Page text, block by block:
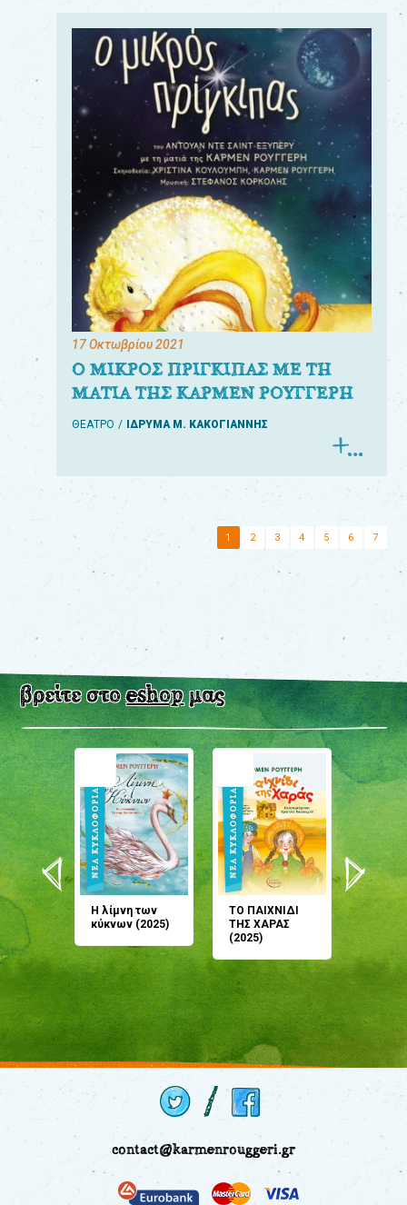
17 Οκτωβρίου 2021
Ο ΜΙΚΡΟΣ ΠΡΙΓΚΙΠΑΣ ΜΕ ΤΗ
ΜΑΤΙΑ ΤΗΣ ΚΑΡΜΕΝ ΡΟΥΓΓΕΡΗ
ΘΕΑΤΡΟ ΙΔΡΥΜΑ Μ. ΚΑΚΟΓΙΑΝΝΗΣ
1 2 3 4 5 6 7
βρείτε στοeshopμας
Η λίμνη των
κύκνων (2025)
ΤΟ ΠΑΙΧΝΙΔΙ
ΤΗΣ ΧΑΡΑΣ
(2025)
μου;
(2024)
contact@karmenrouggeri.gr